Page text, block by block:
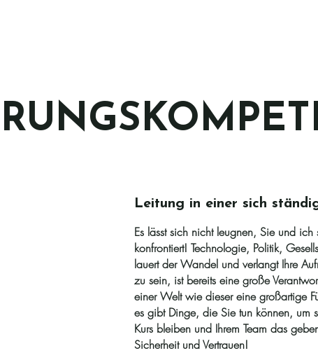
Leitung in einer sich
Es lässt sich nicht leugnen, Sie und
konfrontiert! Technologie, Politik,
lauert der Wandel und verlangt Ihre
zu sein, ist bereits eine große
einer Welt wie dieser eine großartige
es gibt Dinge, die Sie tun können, um
Kurs bleiben und Ihrem Team das
Sicherheit und Vertrauen!